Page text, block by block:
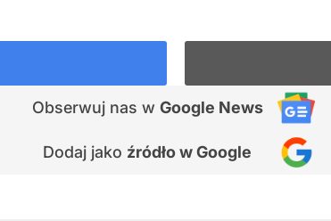
Obserwuj nas w Google News
Dodaj jako źródło w Google